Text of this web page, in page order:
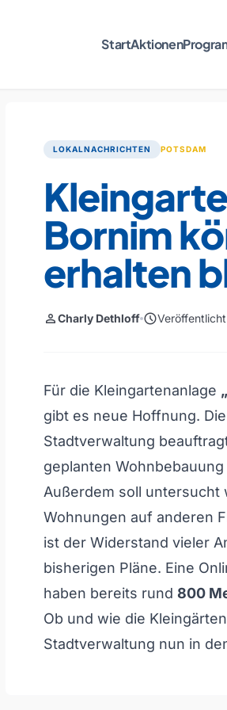
StartAktionen
LOKALNACHRICHTEN POTSDAM
Bornim
erhalten
personCharly Dethloff schedule
Für die Kleingartenanlage
gibt es neue Hoffnung.
Stadtverwaltung
geplanten
Außerdem soll untersucht
Wohnungen auf anderen
ist der Widerstand vieler
bisherigen Pläne. Eine
haben bereits rund 800
Ob und wie die
Stadtverwaltung nun in